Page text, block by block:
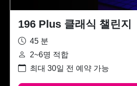
196 Plus 클래식 챌린지
45 분
2~6명 적합
최대 30일 전 예약 가능